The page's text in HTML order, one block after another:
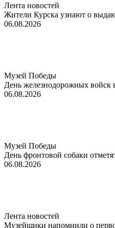
Лента новостей
Жители Курска узнают о
06.08.2026
Музей Победы
День железнодорожных войск
06.08.2026
Музей Победы
День фронтовой собаки
06.08.2026
Лента новостей
Музейщики напомнили о